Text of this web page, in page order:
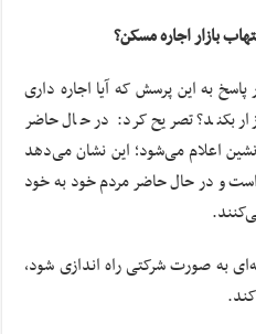
بازار اجاره مسکن؟
به این پرسش که آیا اجاره داری
بکند؟ تصریح کرد: در حال حاضر
اجاره نشین اعلام می‌شود؛ این نشان می‌دهد
است و در حال حاضر مردم خود به خود
به صورت شرکتی راه اندازی شود،